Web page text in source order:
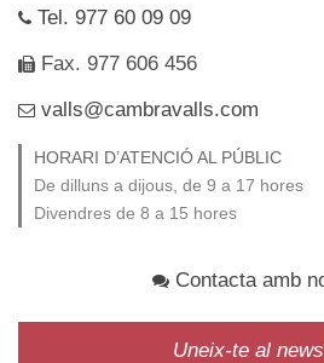
Tel. 977 60 09 09
Fax. 977 606 456
valls@cambravalls.com
HORARI D’ATENCIÓ AL PÚBLIC
De dilluns a dijous, de 9 a 17 hores
Divendres de 8 a 15 hores
Contacta amb
Uneix-te al